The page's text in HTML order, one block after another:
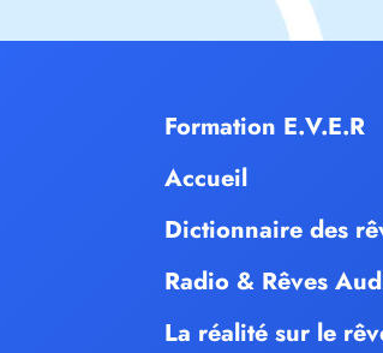
Formation E.V.E.R
Accueil
Dictionnaire des
Radio & Rêves
La réalité sur le